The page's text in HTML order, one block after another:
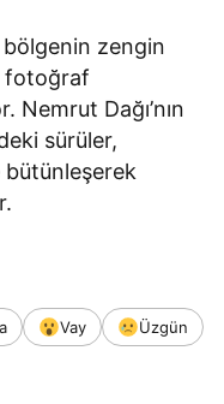
bölgenin zengin
fotoğraf
Nemrut Dağı’nın
sürüler,
bütünleşerek
Vay
Üzgün